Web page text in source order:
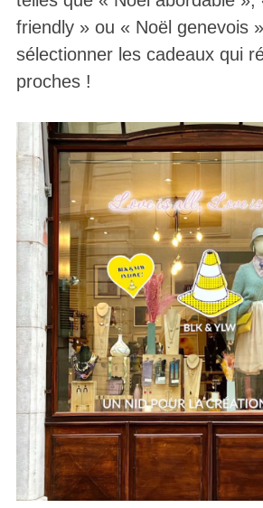
friendly » ou « Noël genevois
sélectionner les cadeaux qui
proches !